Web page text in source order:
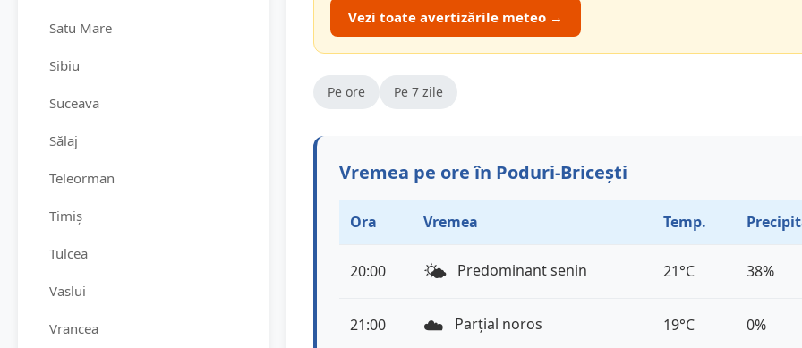
Satu Mare
Sibiu
Suceava
Sălaj
Teleorman
Timiș
Tulcea
Vaslui
Vrancea
Vezi toate avertizările meteo →
Pe ore Pe 7 zile
Vremea pe ore în Poduri-Bricești
Ora Vremea Temp.
20:00 🌤️ Predominant senin 21°C 38%
21:00 ☁️ Parțial noros 19°C 0%